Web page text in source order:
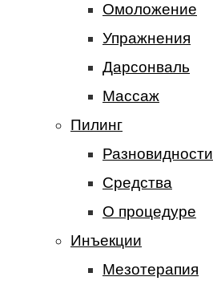
Омоложение
Упражнения
Дарсонваль
Массаж
Пилинг
Разновидности
Средства
О процедуре
Инъекции
Мезотерапия